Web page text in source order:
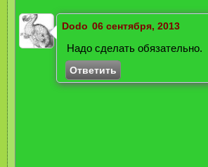
Dodo 06 сентября, 2013
Надо сделать обязательно.
Ответить